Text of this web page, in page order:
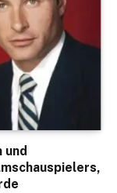
und